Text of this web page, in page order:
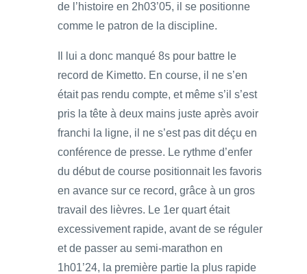
de l’histoire en 2h03’05, il se positionne
comme le patron de la discipline.
Il lui a donc manqué 8s pour battre le
record de Kimetto. En course, il ne s’en
était pas rendu compte, et même s’il s’est
pris la tête à deux mains juste après avoir
franchi la ligne, il ne s’est pas dit déçu en
conférence de presse. Le rythme d’enfer
du début de course positionnait les favoris
en avance sur ce record, grâce à un gros
travail des lièvres. Le 1er quart était
excessivement rapide, avant de se réguler
et de passer au semi-marathon en
1h01’24, la première partie la plus rapide